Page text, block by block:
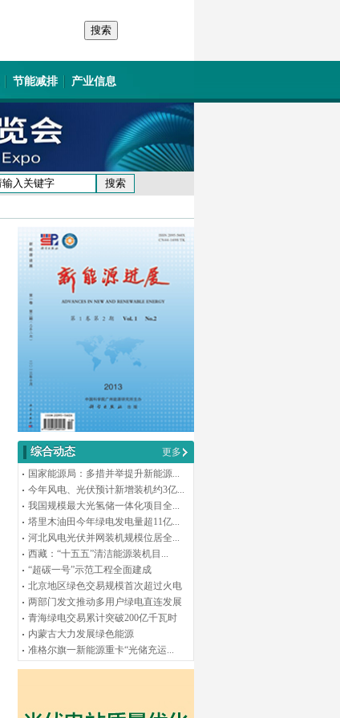
节能减排 产业信息
综合动态
更多
国家能源局：多措并举提升新能源...
今年风电、光伏预计新增装机约3亿...
我国规模最大光氢储一体化项目全...
塔里木油田今年绿电发电量超11亿...
河北风电光伏并网装机规模位居全...
西藏：“十五五”清洁能源装机目...
“超碳一号”示范工程全面建成
北京地区绿色交易规模首次超过火电
两部门发文推动多用户绿电直连发展
青海绿电交易累计突破200亿千瓦时
内蒙古大力发展绿色能源
准格尔旗一新能源重卡“光储充运...